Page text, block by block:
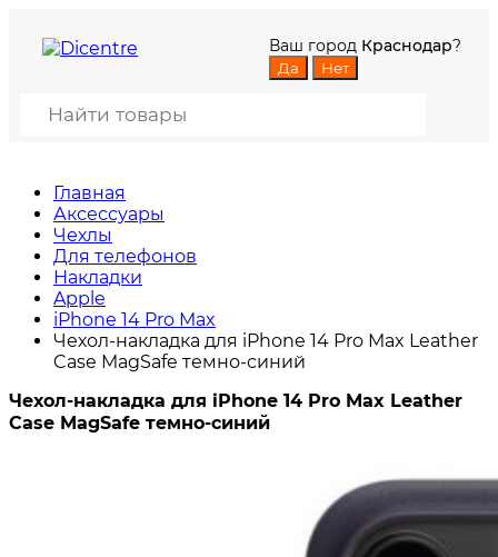
Ваш город Краснодар?
Главная
Аксессуары
Чехлы
Для телефонов
Накладки
Apple
iPhone 14 Pro Max
Чехол-накладка для iPhone 14 Pro Max Leather
Case MagSafe темно-синий
Чехол-накладка для iPhone 14 Pro Max Leather
Case MagSafe темно-синий